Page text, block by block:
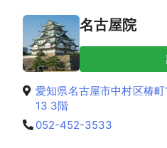
名古屋院
愛知県名古屋市中村区椿
13 3階
052-452-3533